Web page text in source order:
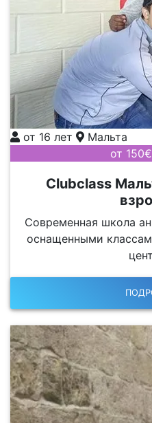
от 16 лет
Мальта
от
Clubclass
Современная школа
оснащенными